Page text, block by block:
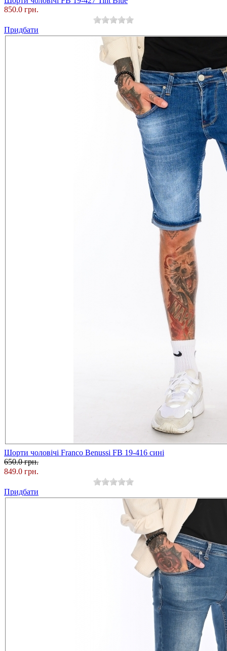
850.0 грн.
Придбати
Шорти чоловічі Franco Benussi FB 19-416 сині
650.0 грн.
849.0 грн.
Придбати